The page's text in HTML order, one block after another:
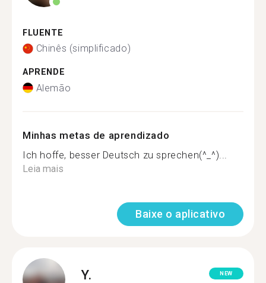
FLUENTE
Chinês (simplificado)
APRENDE
Alemão
Minhas metas de aprendizado
Ich hoffe, besser Deutsch zu sprechen(^_^)...
Leia mais
Baixe o aplicativo
Y. NEW